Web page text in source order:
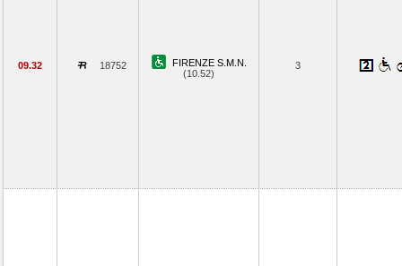
09.32 18752
FIRENZE S.M.N.
(10.52)
3